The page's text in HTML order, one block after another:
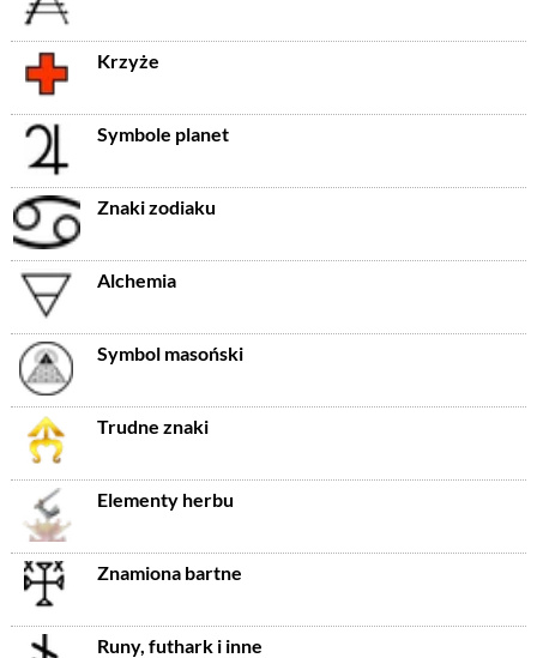
Krzyże
Symbole planet
Znaki zodiaku
Alchemia
Symbol masoński
Trudne znaki
Elementy herbu
Znamiona bartne
Runy, futhark i inne